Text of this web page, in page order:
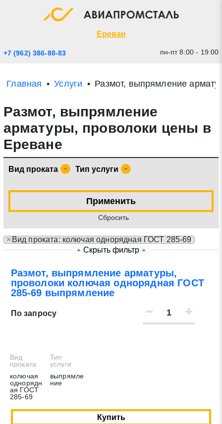
Ереван
+7 (962) 386-88-83 пн-пт 8:00 - 19:00
Главная Услуги Размот, выпрямление
Размот, выпрямление
арматуры, проволоки цены в
Ереване
Вид проката Тип услуги
Применить
Cбросить
× Вид проката: колючая однорядная ГОСТ 285-69
Скрыть фильтр
Размот, выпрямление арматуры,
проволоки колючая однорядная ГОСТ
285-69 выпрямление
По запросу
Вид
проката
колючая
однорядн
ая ГОСТ
285-69
Тип
услуги
выпрямле
ние
Купить
Экспресс заявка
* - обязательные поля для заполнения
Отправить заявку
Нажимая на кнопку «Отправить заявку» Вы даете
согласие на обработку своих персональных данных в
июля 2006 г. N 152-ФЗ «О персональных данных», а
также соглашаетесь на информационную рассылку по